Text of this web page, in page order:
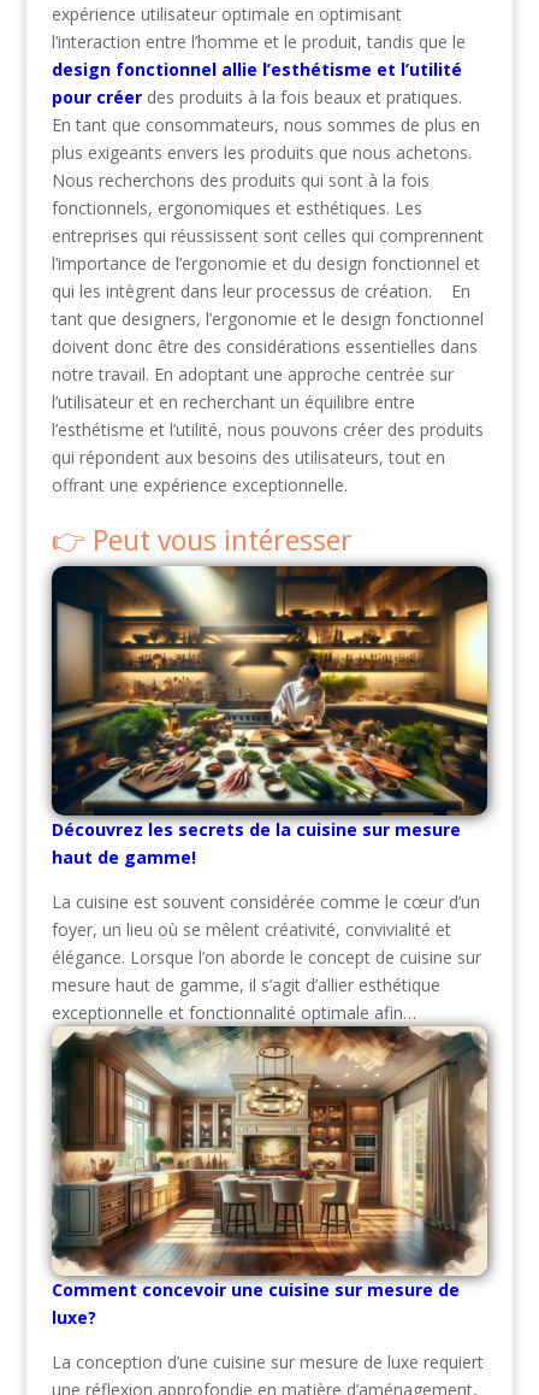
expérience utilisateur optimale en optimisant
l’interaction entre l’homme et le produit, tandis que le
design fonctionnel allie l’esthétisme et l’utilité
pour créerdes produits à la fois beaux et pratiques.
En tant que consommateurs, nous sommes de plus en
plus exigeants envers les produits que nous achetons.
Nous recherchons des produits qui sont à la fois
fonctionnels, ergonomiques et esthétiques. Les
entreprises qui réussissent sont celles qui comprennent
l’importance de l’ergonomie et du design fonctionnel et
qui les intègrent dans leur processus de création. En
tant que designers, l’ergonomie et le design fonctionnel
doivent donc être des considérations essentielles dans
notre travail. En adoptant une approche centrée sur
l’utilisateur et en recherchant un équilibre entre
l’esthétisme et l’utilité, nous pouvons créer des produits
qui répondent aux besoins des utilisateurs, tout en
offrant une expérience exceptionnelle.
Peut vous intéresser
Découvrez les secrets de la cuisine sur mesure
haut de gamme!
La cuisine est souvent considérée comme le cœur d’un
foyer, un lieu où se mêlent créativité, convivialité et
élégance. Lorsque l’on aborde le concept de cuisine sur
mesure haut de gamme, il s’agit d’allier esthétique
exceptionnelle et fonctionnalité optimale afin…
Comment concevoir une cuisine sur mesure de
luxe?
La conception d’une cuisine sur mesure de luxe requiert
une réflexion approfondie en matière d’aménagement,